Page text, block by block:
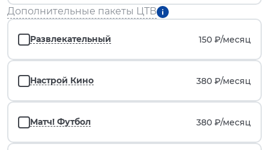
Дополнительные пакеты ЦТВ
Развлекательный 150 ₽/месяц
Настрой Кино 380 ₽/месяц
Матч! Футбол 380 ₽/месяц